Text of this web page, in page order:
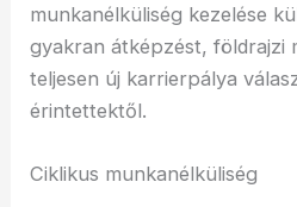
munkanélküliség kezelése
gyakran átképzést, földrajzi
teljesen új karrierpálya
érintettektől.
Ciklikus munkanélküliség